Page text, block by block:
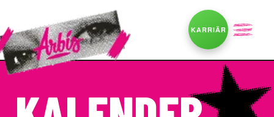
KARRIÄR